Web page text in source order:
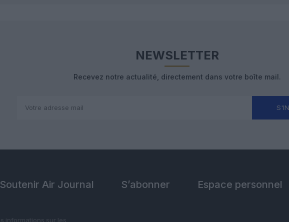
NEWSLETTER
Recevez notre actualité, directement dans votre boîte mail.
Soutenir Air Journal S’abonner Espace personnel